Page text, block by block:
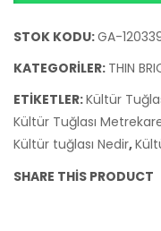
MODELİ
adet
STOK KODU:GA-
KATEGORILER: THIN
ETIKETLER:Kültür
Kültür Tuğlası
Kültür tuğlası Nedir,
SHARE THIS PRODUCT